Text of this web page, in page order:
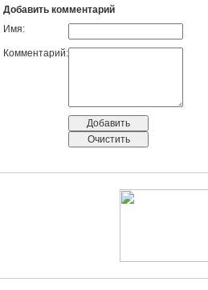
Добавить комментарий
Имя:
Комментарий: